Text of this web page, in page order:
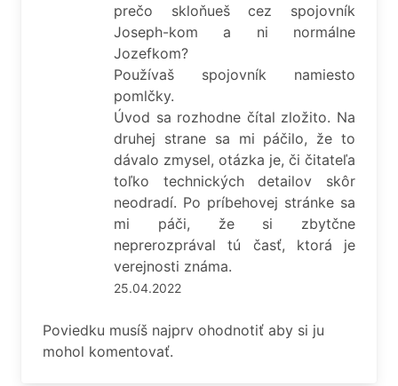
prečo skloňueš cez spojovník
Joseph-kom a ni normálne
Jozefkom?
Používaš spojovník namiesto
pomlčky.
Úvod sa rozhodne čítal zložito. Na
druhej strane sa mi páčilo, že to
dávalo zmysel, otázka je, či čitateľa
toľko technických detailov skôr
neodradí. Po príbehovej stránke sa
mi páči, že si zbytčne
neprerozprával tú časť, ktorá je
verejnosti známa.
25.04.2022
Poviedku musíš najprv ohodnotiť aby si ju
mohol komentovať.